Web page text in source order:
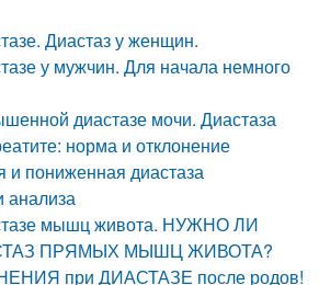
Диастаз у женщин.
у мужчин. Для начала немного
диастазе мочи. Диастаза
норма и отклонение
пониженная диастаза
анализа
мышц живота. НУЖНО ЛИ
ПРЯМЫХ МЫШЦ ЖИВОТА?
при ДИАСТАЗЕ после родов!